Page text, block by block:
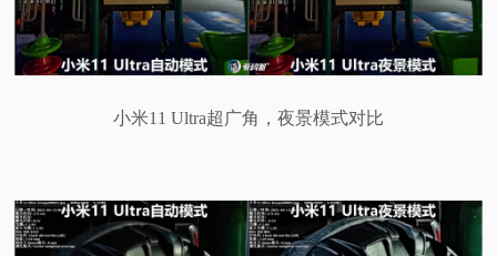
小米11 Ultra超广角，夜景模式对比